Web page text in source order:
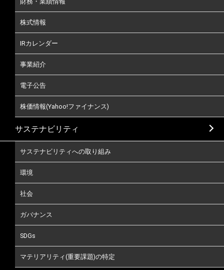
株式情報
IRカレンダー
事業紹介
電子公告
株価情報(Yahoo!ファイナンス)
サステナビリティ
サステナビリティへの取り組み
環境
社会
ガバナンス
SDGs
マテリアリティ(重要課題)の特定